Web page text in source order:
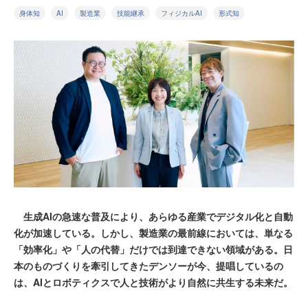
身体知 AI 製造業 技能継承 フィジカルAI 形式知
生成AIの急速な普及により、あらゆる産業でデジタル化と自動
化が加速している。しかし、製造業の最前線においては、単なる
「効率化」や「人の代替」だけでは到達できない領域がある。日
本のものづくりを牽引してきたデンソーが今、提唱しているの
は、AIとロボティクスで人と技術がより自然に共生する未来だ。